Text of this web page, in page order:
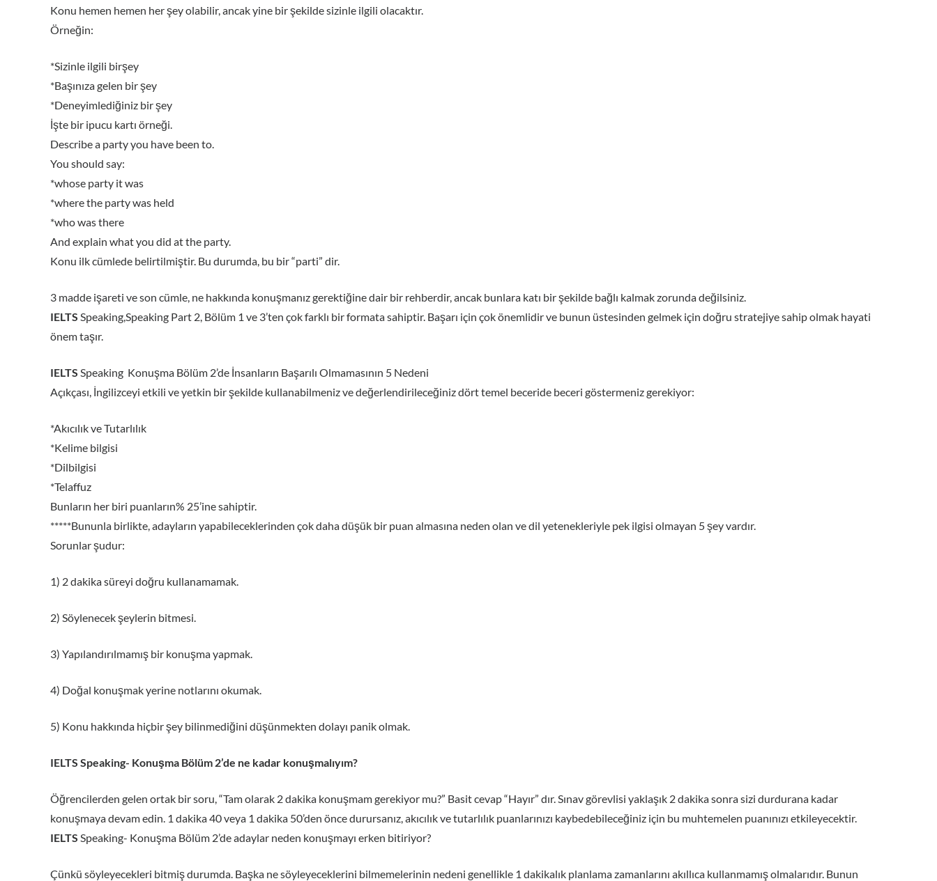
Konu hemen hemen her şey olabilir, ancak yine bir şekilde sizinle ilgili olacaktır.
Örneğin:
*Sizinle ilgili birşey
*Başınıza gelen bir şey
*Deneyimlediğiniz bir şey
İşte bir ipucu kartı örneği.
Describe a party you have been to.
You should say:
*whose party it was
*where the party was held
*who was there
And explain what you did at the party.
Konu ilk cümlede belirtilmiştir. Bu durumda, bu bir “parti” dir.
3 madde işareti ve son cümle, ne hakkında konuşmanız gerektiğine dair bir rehberdir, ancak bunlara katı bir şekilde bağlı kalmak zorunda değilsiniz.
IELTS Speaking,Speaking Part 2, Bölüm 1 ve 3’ten çok farklı bir formata sahiptir. Başarı için çok önemlidir ve bunun üstesinden gelmek için doğru stratejiye sahip olmak hayati
önem taşır.
IELTS Speaking Konuşma Bölüm 2’de İnsanların Başarılı Olmamasının 5 Nedeni
Açıkçası, İngilizceyi etkili ve yetkin bir şekilde kullanabilmeniz ve değerlendirileceğiniz dört temel beceride beceri göstermeniz gerekiyor:
*Akıcılık ve Tutarlılık
*Kelime bilgisi
*Dilbilgisi
*Telaffuz
Bunların her biri puanların% 25’ine sahiptir.
*****Bununla birlikte, adayların yapabileceklerinden çok daha düşük bir puan almasına neden olan ve dil yetenekleriyle pek ilgisi olmayan 5 şey vardır.
Sorunlar şudur:
1) 2 dakika süreyi doğru kullanamamak.
2) Söylenecek şeylerin bitmesi.
3) Yapılandırılmamış bir konuşma yapmak.
4) Doğal konuşmak yerine notlarını okumak.
5) Konu hakkında hiçbir şey bilinmediğini düşünmekten dolayı panik olmak.
IELTS Speaking- Konuşma Bölüm 2’de ne kadar konuşmalıyım?
Öğrencilerden gelen ortak bir soru, “Tam olarak 2 dakika konuşmam gerekiyor mu?” Basit cevap “Hayır” dır. Sınav görevlisi yaklaşık 2 dakika sonra sizi durdurana kadar
konuşmaya devam edin. 1 dakika 40 veya 1 dakika 50’den önce durursanız, akıcılık ve tutarlılık puanlarınızı kaybedebileceğiniz için bu muhtemelen puanınızı etkileyecektir.
IELTS Speaking- Konuşma Bölüm 2’de adaylar neden konuşmayı erken bitiriyor?
Çünkü söyleyecekleri bitmiş durumda. Başka ne söyleyeceklerini bilmemelerinin nedeni genellikle 1 dakikalık planlama zamanlarını akıllıca kullanmamış olmalarıdır. Bunun